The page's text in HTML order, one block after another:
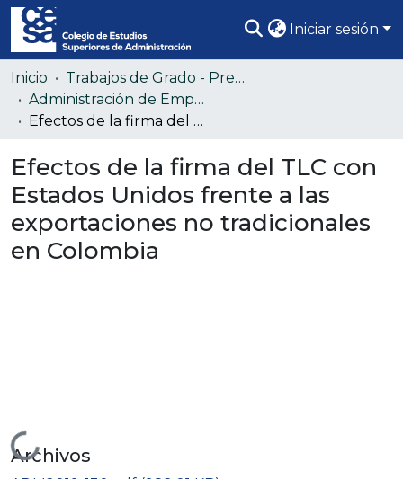
Iniciar sesión
Comunidades
Todo DSpace
Inicio
Trabajos de Grado - Pregrado
Administración de Empresas
Efectos de la firma del TLC con Estados Unidos frente a las exportaciones no tradicionales en Colombia
Efectos de la firma del TLC con
Estados Unidos frente a las
exportaciones no tradicionales
en Colombia
Cargando...
Archivos